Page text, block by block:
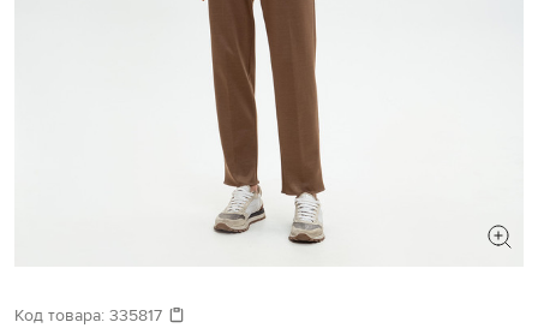
Давайте подберем что-то еще
Код товара: 335817